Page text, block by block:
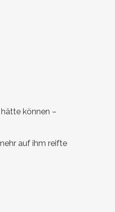
können –
auf ihm reifte